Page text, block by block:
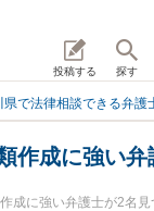
投稿する 探す
県で法律相談できる弁護
作成に強い弁
成に強い弁護士が2名